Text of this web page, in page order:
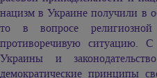
нацизм в Украине получили в
то в вопросе
противоречивую ситуацию.
Украины и
демократические принципы